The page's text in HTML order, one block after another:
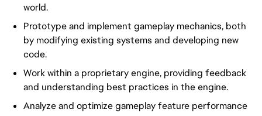
world.
Prototype and implement gameplay mechanics, both
by modifying existing systems and developing new
code.
Work within a proprietary engine, providing feedback
and understanding best practices in the engine.
Analyze and optimize gameplay feature performance